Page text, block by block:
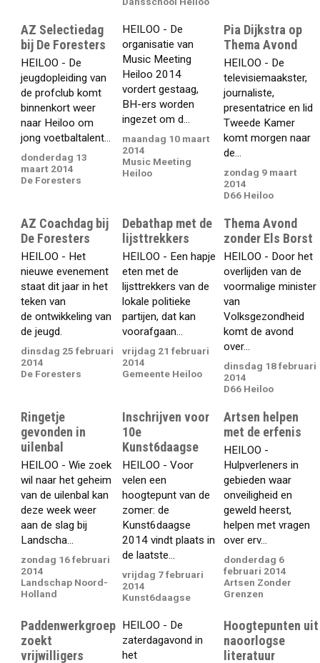
AZ Selectiedag
bij De Foresters
HEILOO - De
jeugdopleiding van
de profclub komt
binnenkort weer
naar Heiloo om
jong voetbaltalent...
donderdag 13
maart 2014
De Foresters
HEILOO - De
organisatie van
Music Meeting
Heiloo 2014
vordert gestaag,
BH-ers worden
ingezet om d...
maandag 10 maart
2014
Music Meeting
Heiloo
Pia Dijkstra op
Thema Avond
HEILOO - De
televisiemaakster,
journaliste,
presentatrice en lid
Tweede Kamer
komt morgen naar
de...
zondag 9 maart
2014
D66 Heiloo
AZ Coachdag bij
De Foresters
HEILOO - Het
nieuwe evenement
staat dit jaar in het
teken van
de ontwikkeling van
de jeugd.
dinsdag 25 februari
2014
De Foresters
Debathap met de
lijsttrekkers
HEILOO - Een hapje
eten met de
lijsttrekkers van de
lokale politieke
partijen, dat kan
voorafgaan...
vrijdag 21 februari
2014
Gemeente Heiloo
Thema Avond
zonder Els Borst
HEILOO - Door het
overlijden van de
voormalige minister
van
Volksgezondheid
komt de avond
over...
dinsdag 18 februari
2014
D66 Heiloo
Ringetje
gevonden in
uilenbal
HEILOO - Wie zoek
wil naar het geheim
van de uilenbal kan
deze week weer
aan de slag bij
Landscha...
zondag 16 februari
2014
Landschap Noord-
Holland
Inschrijven voor
10e
Kunst6daagse
HEILOO - Voor
velen een
hoogtepunt van de
zomer: de
Kunst6daagse
2014 vindt plaats in
de laatste...
vrijdag 7 februari
2014
Kunst6daagse
Artsen helpen
met de erfenis
HEILOO -
Hulpverleners in
gebieden waar
onveiligheid en
geweld heerst,
helpen met vragen
over erv...
donderdag 6
februari 2014
Artsen Zonder
Grenzen
Paddenwerkgroep
zoekt
vrijwilligers
HEILOO - De
zaterdagavond in
het
Hoogtepunten uit
naoorlogse
literatuur